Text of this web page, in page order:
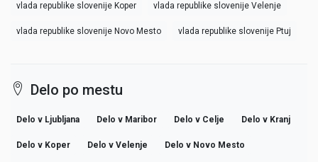
vlada republike slovenije Koper vlada republike slovenije Velenje
vlada republike slovenije Novo Mesto vlada republike slovenije Ptuj
Delo po mestu
Delo v Ljubljana Delo v Maribor Delo v Celje Delo v Kranj
Delo v Koper Delo v Velenje Delo v Novo Mesto